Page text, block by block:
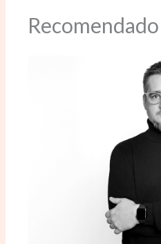
Recomendado